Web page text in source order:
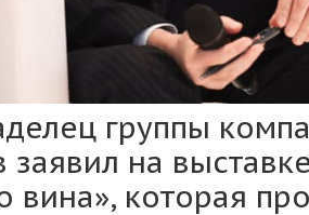
группы
заявил на
вина», которая